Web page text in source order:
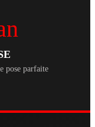
pose parfaite